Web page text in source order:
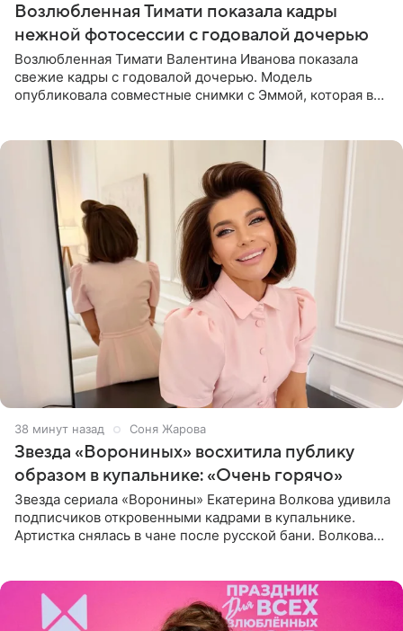
Возлюбленная Тимати показала кадры
нежной фотосессии с годовалой дочерью
Возлюбленная Тимати Валентина Иванова показала
свежие кадры с годовалой дочерью. Модель
опубликовала совместные снимки с Эммой, которая в
38 минут назад Соня Жарова
Звезда «Ворониных» восхитила публику
образом в купальнике: «Очень горячо»
Звезда сериала «Воронины» Екатерина Волкова удивила
подписчиков откровенными кадрами в купальнике.
Артистка снялась в чане после русской бани. Волкова